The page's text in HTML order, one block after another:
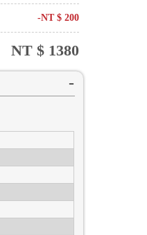
-NT $ 200
NT $ 1380